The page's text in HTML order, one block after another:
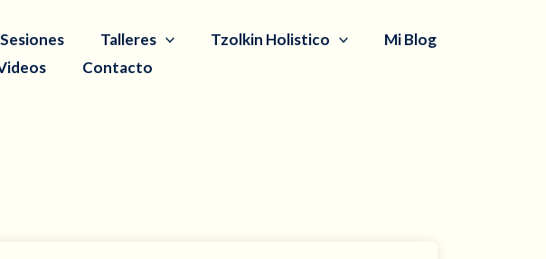
Sesiones Talleres Tzolkin Holistico
Mi Blog
Contacto